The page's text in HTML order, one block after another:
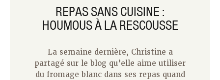
REPAS SANS CUISINE :
HOUMOUS À LA RESCOUSSE
La semaine dernière, Christine a
partagé sur le blog qu’elle aime utiliser
du fromage blanc dans ses repas quand